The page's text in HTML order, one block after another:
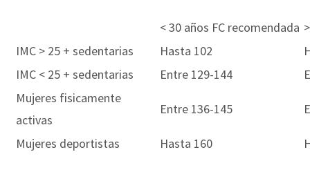
< 30 años FC recomendada
IMC > 25 + sedentarias
Hasta 102
IMC < 25 + sedentarias
Entre 129-144
Mujeres fisicamente
activas
Entre 136-145
Mujeres deportistas Hasta 160